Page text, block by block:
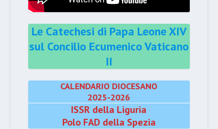
Le Catechesi di Papa Leone XIV
sul Concilio Ecumenico Vaticano
II
CALENDARIO DIOCESANO
2025-2026
ISSR della Liguria
Polo FAD della Spezia